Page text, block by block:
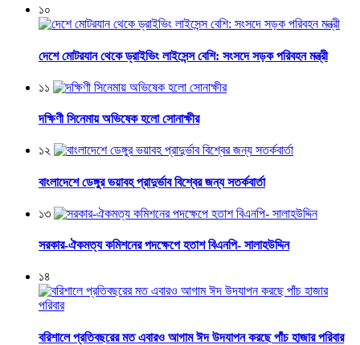
১০
দেশে মোটরযান থেকে ড্রাইভিং লাইসেন্স বেশি: সংসদে সড়ক পরিবহন মন্ত্রী
১১
দক্ষিণী সিনেমায় অভিষেক হলো সোনাক্ষীর
১২
বাংলাদেশে ডেঙ্গুর ভয়াবহ প্রাদুর্ভাব বিশ্বের জন্য সতর্কবার্তা
১৩
সরকার-ঐকমত্য কমিশনের পদক্ষেপে হতাশ বিএনপি- সালাহউদ্দিন
১৪
বরিশালে প্রতিবছরের মত এবারও আগাম ঈদ উদযাপন করছে পাঁচ হাজার পরিবার